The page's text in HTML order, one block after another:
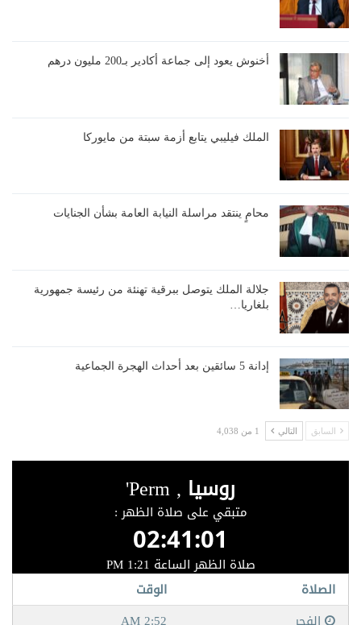
أخنوش يعود إلى جماعة أكادير بـ200 مليون درهم
الملك فيليبي يتابع أزمة سبتة من مايوركا
محامٍ ينتقد مراسلة النيابة العامة بشأن الجنايات
جلالة الملك يتوصل ببرقية تهنئة من رئيسة جمهورية
بلغاريا…
إدانة 5 سائقين بعد أحداث الهجرة الجماعية
السابق التالي 1 من 4,038